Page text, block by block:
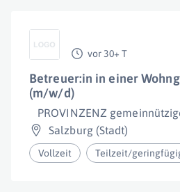
vor 30+ T
Betreuer:in in einer
(m/w/d)
PROVINZENZ
Salzburg (Stadt)
Vollzeit Teilzeit/